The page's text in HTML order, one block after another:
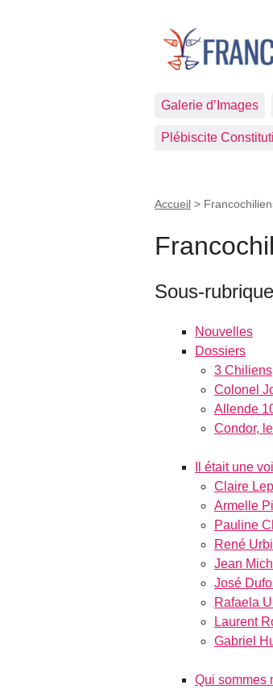
Galerie d’Images
Plébiscite
Accueil >
Sous-
Nouvelles
Dossiers
3
Colonel
Allende
Condor,
Il était une
Claire
Armelle
Pauline
René
Jean
José
Rafaela
Laurent
Gabriel
Qui sommes